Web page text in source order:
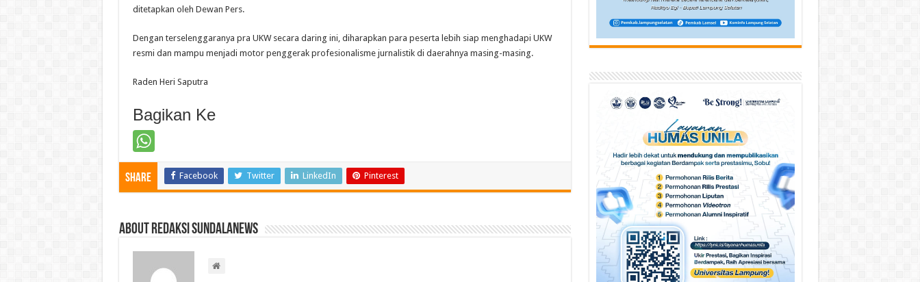
ditetapkan oleh Dewan Pers.
Dengan terselenggaranya pra UKW secara daring ini, diharapkan para peserta lebih siap menghadapi UKW
resmi dan mampu menjadi motor penggerak profesionalisme jurnalistik di daerahnya masing-masing.
Raden Heri Saputra
Bagikan Ke
Share Facebook Twitter LinkedIn Pinterest
About Redaksi Sundalanews